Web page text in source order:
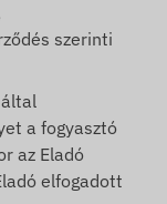
szerinti
a fogyasztó
az Eladó
elfogadott